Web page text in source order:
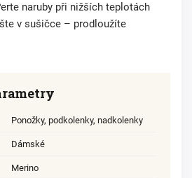
naruby při nižších teplotách
v sušičce – prodloužíte
Ponožky, podkolenky, nadkolenky
Dámské
Merino